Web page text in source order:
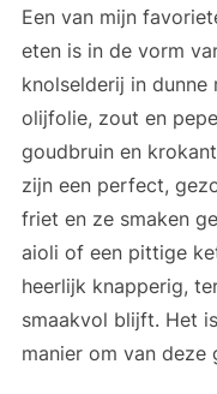
Een van mijn
eten is in de vorm
knolselderij in dunne
olijfolie, zout en
goudbruin en
zijn een perfect,
friet en ze smaken
aioli of een pittige
heerlijk knapperig,
smaakvol blijft. Het
manier om van deze